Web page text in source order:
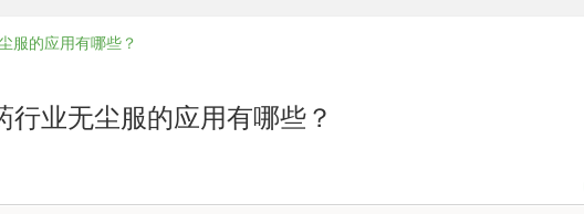
服的应用有哪些？
行业无尘服的应用有哪些？